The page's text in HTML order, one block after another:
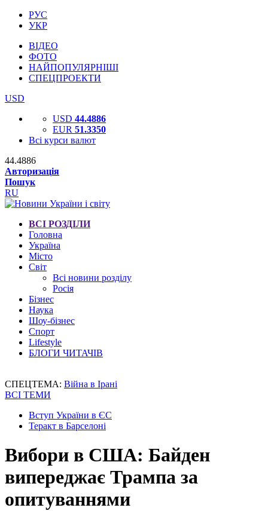
РУС
УКР
ВІДЕО
ФОТО
НАЙПОПУЛЯРНІШІ
СПЕЦПРОЕКТИ
USD
USD 44.4886
EUR 51.3350
Всі курси валют
44.4886
Авторизація
Пошук
RU
ВСІ РОЗДІЛИ
Головна
Україна
Місто
Світ
Всі новини розділу
Росія
Бізнес
Наука
Шоу-бізнес
Спорт
Lifestyle
БЛОГИ ЧИТАЧІВ
СПЕЦТЕМА: Війна в Ірані
ВСІ ТЕМИ
Вступ України в ЄС
Теракт в Барселоні
Вибори в США: Байден
випереджає Трампа за
опитуваннями